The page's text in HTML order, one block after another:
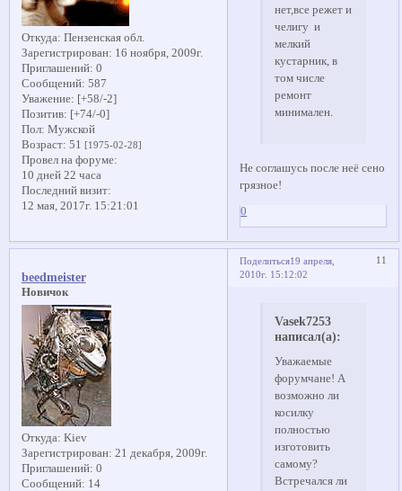
Откуда: Пензенская обл.
Зарегистрирован: 16 ноября, 2009г.
Приглашений: 0
Сообщений: 587
Уважение: [+58/-2]
Позитив: [+74/-0]
Пол: Мужской
Возраст: 51 [1975-02-28]
Провел на форуме:
10 дней 22 часа
Последний визит:
12 мая, 2017г. 15:21:01
нет,все режет и
челигу и
мелкий
кустарник, в
том числе
ремонт
минимален.
Не соглашусь после неё сено
грязное!
0
Поделиться 11
19 апреля,
2010г. 15:12:02
beedmeister
Новичок
Откуда: Kiev
Зарегистрирован: 21 декабря, 2009г.
Приглашений: 0
Сообщений: 14
Vasek7253
написал(а):
Уважаемые
форумчане! А
возможно ли
косилку
полностью
изготовить
самому?
Встречался ли